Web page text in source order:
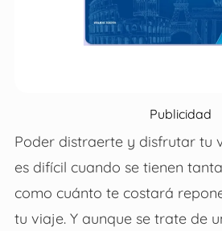
Publicidad
Poder distraerte y disfrutar tu
es difícil cuando se tienen
como cuánto te costará
tu viaje. Y aunque se trate de